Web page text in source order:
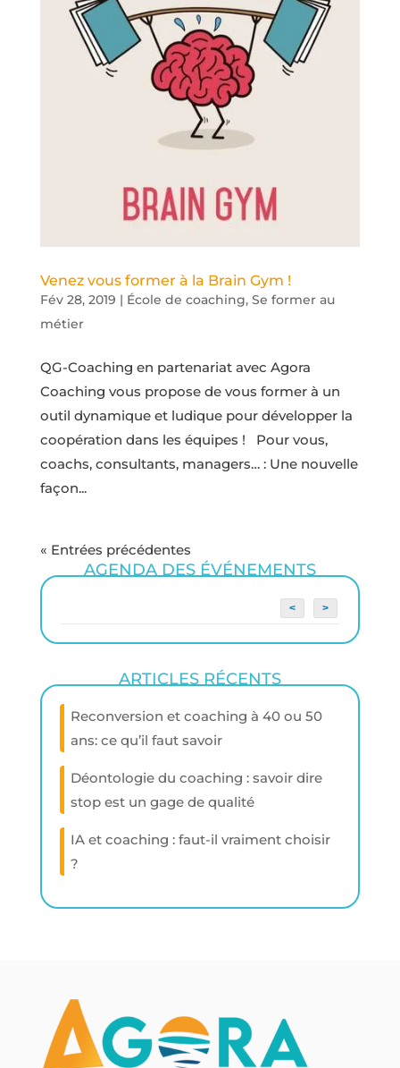
Venez vous former à la Brain Gym !
Fév 28, 2019 | École de coaching, Se former au
métier
QG-Coaching en partenariat avec Agora
Coaching vous propose de vous former à un
outil dynamique et ludique pour développer la
coopération dans les équipes ! Pour vous,
coachs, consultants, managers… : Une nouvelle
façon...
« Entrées précédentes
AGENDA DES ÉVÉNEMENTS
< >
ARTICLES RÉCENTS
Reconversion et coaching à 40 ou 50
ans: ce qu’il faut savoir
Déontologie du coaching : savoir dire
stop est un gage de qualité
IA et coaching : faut-il vraiment choisir
?